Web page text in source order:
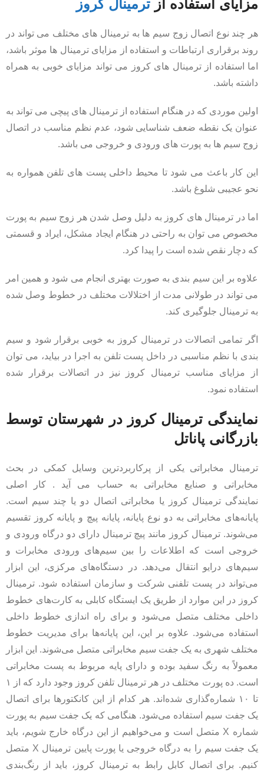
مزایای استفاده از ترمینال کروز
هر چند نوع اتصال زوج سیم ها به ترمینال های مختلف می تواند در
روند برقراری ارتباطات و استفاده از مزایای ترمینال ها موثر باشد،
اما استفاده از ترمینال های کروز می تواند مزایای خوبی به همراه
داشته باشد.
اولین موردی که در هنگام استفاده از ترمینال های پیچی می تواند به
عنوان یک نقطه ضعف شناسایی شود، عدم نظم مناسب در اتصال
زوج سیم ها به پورت های ورودی و خروجی می باشد.
این کار باعث می شود تا محیط داخلی پست های تلفن همواره به
نحو عجیبی شلوغ باشد.
اما در ترمینال های کروز به دلیل وصل شدن هر زوج سیم به پورت
مخصوص می توان به راحتی در هنگام ایجاد مشکل، ایراد و قسمتی
که دچار نقص شده است را پیدا کرد.
علاوه بر این سیم بندی به صورت بهتری انجام می شود و همین امر
می تواند در طولانی مدت از اختلالات مختلف در خطوط وصل شده
به ترمینال جلوگیری کند.
اگر تمامی اتصالات در ترمینال کروز به خوبی برقرار شود و سیم
بندی با نظم مناسبی در داخل پست تلفن به اجرا در بیاید، می توان
از مزایای مناسب ترمینال کروز نیز در اتصالات برقرار شده
استفاده نمود.
نمایندگی ترمینال کروز در شهرستان توسط
بازرگانی پاناتل
ترمینال مخابراتی یکی از پرکاربردترین وسایل کمکی در بحث
مخابراتی و صنایع مخابراتی به حساب می آید . کار اصلی
نمایندگی ترمینال کروز یا مخابراتی اتصال دو یا چند سیم است.
پایانه‌های مخابراتی به دو نوع پایانه، پایانه پیچ و پایانه کروز تقسیم
می‌شوند. ترمینال کروز مانند پیچ ​​ترمینال دارای دو درگاه ورودی و
خروجی است که اطلاعات را بین سیم‌های ورودی مخابرات و
سیم‌های درایو انتقال می‌دهد. در دستگاه‌های مرکزی، این ابزار
می‌تواند در پست تلفنی شرکت و سازمان استفاده شود. ترمینال
کروز در این موارد از طریق یک ایستگاه کابلی به کارت‌های خطوط
داخلی مختلف متصل می‌شود و برای راه اندازی خطوط داخلی
استفاده می‌شود. علاوه بر این، این پایانه‌ها برای مدیریت خطوط
مختلف شهری به یک جفت سیم مخابراتی متصل می‌شوند. این ابزار
معمولاً به رنگ سفید بوده و دارای پایه مربوط به پست مخابراتی
است. ده پورت مختلف در هر ترمینال تلفن کروز وجود دارد که از ۱
تا ۱۰ شماره‌گذاری شده‌اند. هر کدام از این کانکتورها برای اتصال
یک جفت سیم استفاده می‌شود. هنگامی که یک جفت سیم به پورت
شماره X متصل است و می‌خواهیم از این درگاه خارج شویم، باید
یک جفت سیم را به درگاه خروجی یا پورت پایین ترمینال X متصل
کنیم. برای اتصال کابل رابط به ترمینال کروز، باید از رنگ‌بندی